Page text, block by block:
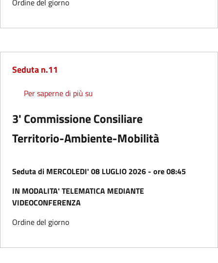
Ordine del giorno
Seduta n.11
Per saperne di più su
3' Commissione Consiliare
Territorio-Ambiente-Mobilità
Seduta di MERCOLEDI' 08 LUGLIO 2026 - ore 08:45
IN MODALITA' TELEMATICA MEDIANTE
VIDEOCONFERENZA
Ordine del giorno